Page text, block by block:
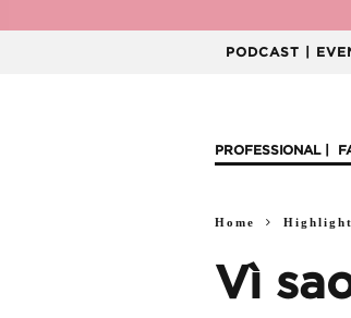
PODCAST |
PROFESSIONAL
Home
Vì